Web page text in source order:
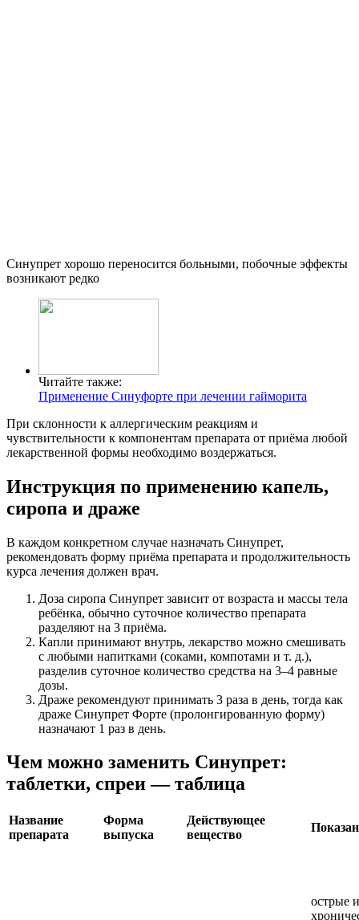
Синупрет хорошо переносится больными, побочные эффекты
возникают редко
Читайте также:
Применение Синуфорте при лечении гайморита
При склонности к аллергическим реакциям и
чувствительности к компонентам препарата от приёма любой
лекарственной формы необходимо воздержаться.
Инструкция по применению капель,
сиропа и драже
В каждом конкретном случае назначать Синупрет,
рекомендовать форму приёма препарата и продолжительность
курса лечения должен врач.
Доза сиропа Синупрет зависит от возраста и массы тела
ребёнка, обычно суточное количество препарата
разделяют на 3 приёма.
Капли принимают внутрь, лекарство можно смешивать
с любыми напитками (соками, компотами и т. д.),
разделив суточное количество средства на 3–4 равные
дозы.
Драже рекомендуют принимать 3 раза в день, тогда как
драже Синупрет Форте (пролонгированную форму)
назначают 1 раз в день.
Чем можно заменить Синупрет:
таблетки, спреи — таблица
Название
препарата
Форма
выпуска
Действующее
вещество
острые и